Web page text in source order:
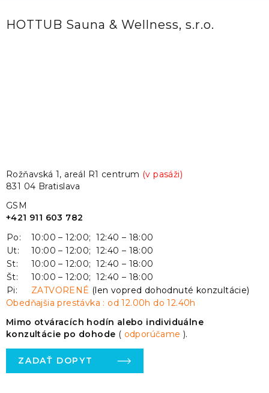
HOTTUB Sauna & Wellness, s.r.o.
Rožňavská 1, areál R1 centrum (v pasáži)
831 04 Bratislava
GSM
+421 911 603 782
Po:
10:00 – 12:00; 12:40 – 18:00
Ut:
10:00 – 12:00; 12:40 – 18:00
St:
10:00 – 12:00; 12:40 – 18:00
Št:
10:00 – 12:00; 12:40 – 18:00
Pi:
ZATVORENÉ (len vopred dohodnuté konzultácie)
Obedňajšia prestávka : od 12.00h do 12.40h
Mimo otváracích hodín alebo individuálne
konzultácie po dohode ( odporúčame).
ZADAŤ DOPYT